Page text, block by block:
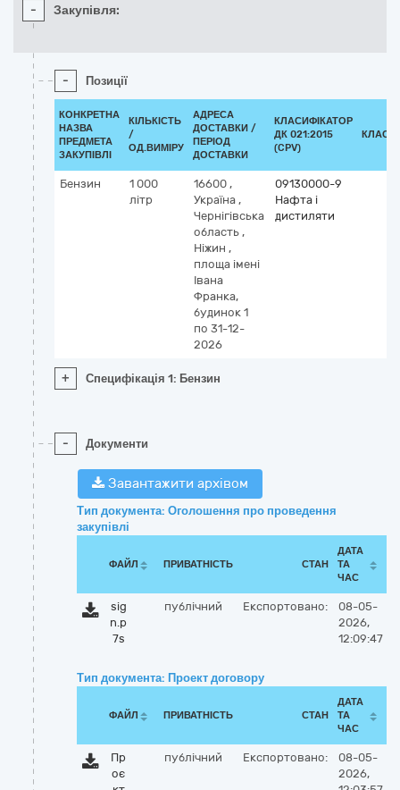
- Закупівля:
- Позиції
КОНКРЕТНА
НАЗВА
ПРЕДМЕТА
ЗАКУПІВЛІ
КІЛЬКІСТЬ
/
ОД.ВИМІРУ
АДРЕСА
ДОСТАВКИ /
ПЕРІОД
ДОСТАВКИ
КЛАСИФІКАТОР
ДК 021:2015
(CPV)
Бензин
1 000
літр
16600 ,
Україна ,
Чернігівська
область ,
Ніжин ,
площа імені
Івана
Франка,
будинок 1
по 31-12-
2026
09130000-9
Нафта і
дистиляти
+ Специфікація 1: Бензин
- Документи
Завантажити архівом
Тип документа: Оголошення про проведення
закупівлі
ФАЙЛ ПРИВАТНІСТЬ СТАН
ДАТА
ТА
ЧАС
sig
n.p
7s
публічний Експортовано:
08-05-
2026,
12:09:47
Тип документа: Проект договору
ФАЙЛ ПРИВАТНІСТЬ СТАН
ДАТА
ТА
ЧАС
Пр
оє
публічний Експортовано:
08-05-
2026,